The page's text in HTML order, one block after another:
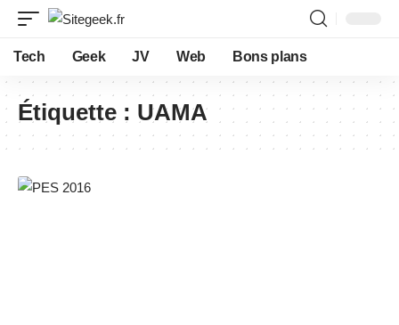
Tech Geek JV Web Bons plans
Étiquette : UAMA